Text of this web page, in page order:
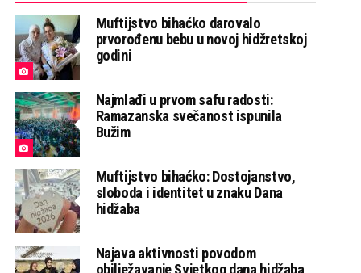
Muftijstvo bihaćko darovalo
prvorođenu bebu u novoj hidžretskoj
godini
Najmlađi u prvom safu radosti:
Ramazanska svečanost ispunila
Bužim
Muftijstvo bihaćko: Dostojanstvo,
sloboda i identitet u znaku Dana
hidžaba
Najava aktivnosti povodom